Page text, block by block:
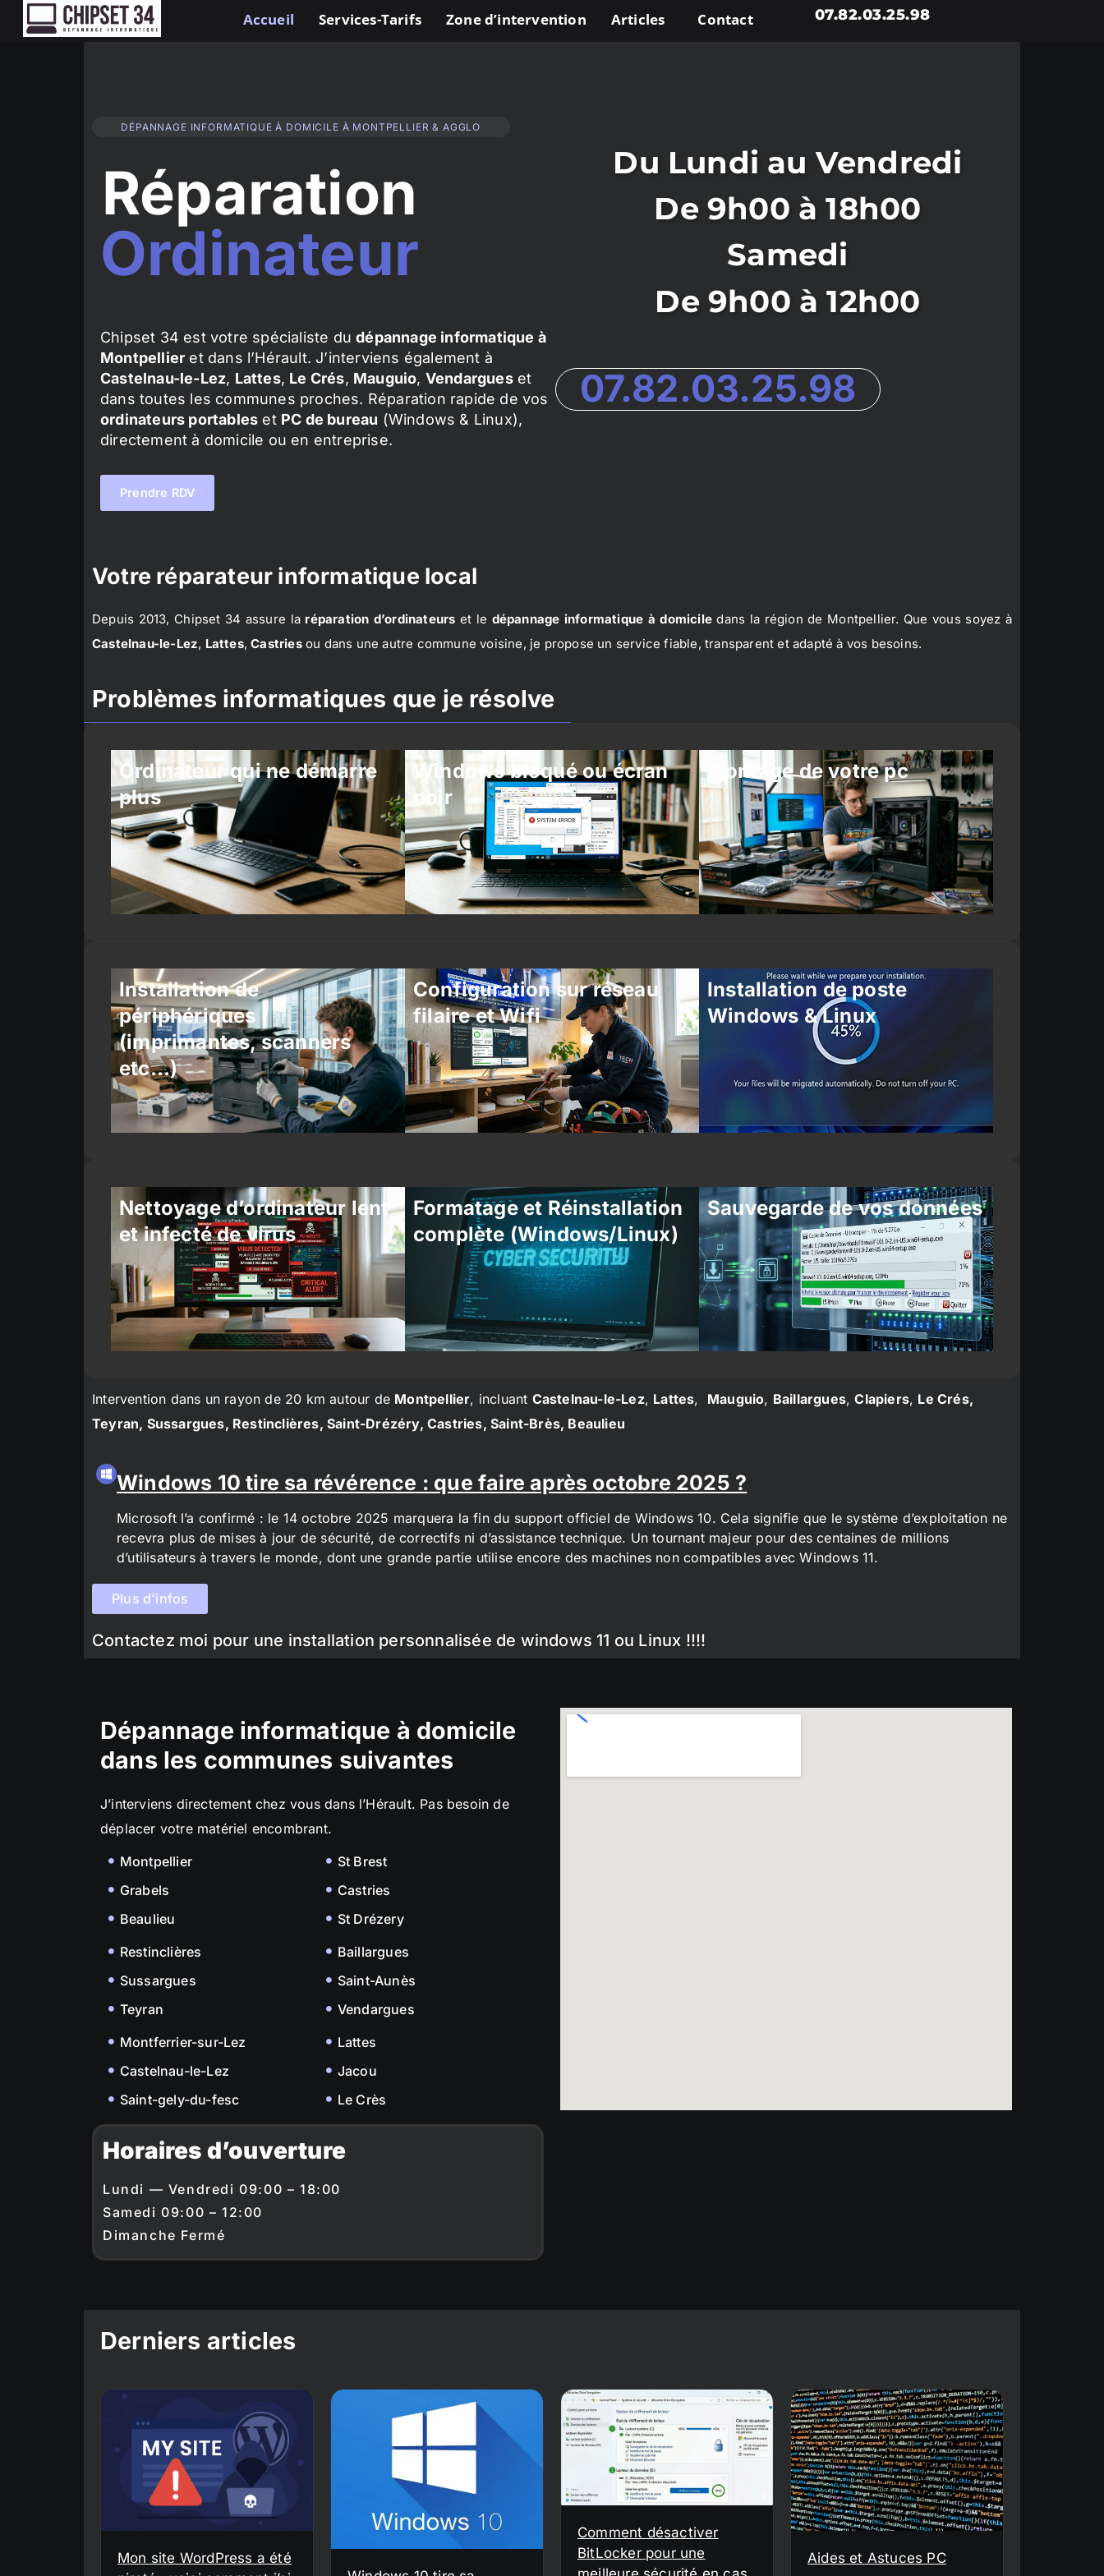
Accueil Services-Tarifs Zone d’intervention Articles Contact 07.82.03.25.98
DÉPANNAGE INFORMATIQUE À DOMICILE À MONTPELLIER & AGGLO
Réparation
Ordinateur
Chipset 34 est votre spécialiste dudépannage informatique à
Montpellier et dans l’Hérault. J’interviens également à
Castelnau-le-Lez, Lattes, Le Crés, Mauguio, Vendargueset
dans toutes les communes proches. Réparation rapide de vos
ordinateurs portables et PC de bureau (Windows & Linux),
directement à domicile ou en entreprise.
Prendre RDV
Du Lundi au Vendredi
De 9h00 à 18h00
Samedi
De 9h00 à 12h00
07.82.03.25.98
Votre réparateur informatique local
Depuis 2013, Chipset 34 assure la réparation d’ordinateurs et le dépannage informatique à domicile dans la région de Montpellier. Que vous soyez à
Castelnau-le-Lez, Lattes,Castriesou dans une autre commune voisine, je propose un service fiable, transparent et adapté à vos besoins.
Problèmes informatiques que je résolve
Ordinateur qui ne démarre
plus
Windows bloqué ou écran
noir
Montage de votre pc
Installation de
périphériques
(imprimantes, scanners
etc…)
Configuration sur réseau
filaire et Wifi
Installation de poste
Windows & Linux
Nettoyage d’ordinateur lent
et infecté de virus
Formatage et Réinstallation
complète (Windows/Linux)
Sauvegarde de vos données
Intervention dans un rayon de 20 km autour de Montpellier, incluant Castelnau-le-Lez, Lattes, Mauguio, Baillargues,Clapiers, Le Crés,
Teyran, Sussargues, Restinclières, Saint-Drézéry, Castries, Saint-Brès, Beaulieu
Windows 10 tire sa révérence : que faire après octobre 2025 ?
Microsoft l’a confirmé : le 14 octobre 2025 marquera la fin du support officiel de Windows 10. Cela signifie que le système d’exploitation ne
recevra plus de mises à jour de sécurité, de correctifs ni d’assistance technique. Un tournant majeur pour des centaines de millions
d’utilisateurs à travers le monde, dont une grande partie utilise encore des machines non compatibles avec Windows 11.
Plus d'infos
Contactez moi pour une installation personnalisée de windows 11 ou Linux !!!!
Dépannage informatique à domicile
dans les communes suivantes
J’interviens directement chez vous dans l’Hérault. Pas besoin de
déplacer votre matériel encombrant.
Montpellier
Grabels
Beaulieu
St Brest
Castries
St Drézery
Restinclières
Sussargues
Teyran
Baillargues
Saint-Aunès
Vendargues
Montferrier-sur-Lez
Castelnau-le-Lez
Saint-gely-du-fesc
Lattes
Jacou
Le Crès
Horaires d’ouverture
Lundi — Vendredi 09:00 – 18:00
Samedi 09:00 – 12:00
Dimanche Fermé
Derniers articles
Mon site WordPress a été
Comment désactiver
BitLocker pour une
Aides et Astuces PC